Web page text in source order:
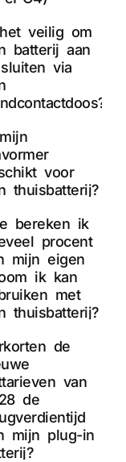
veilig om
batterij aan
via
voor
thuisbatterij?
bereken ik
procent
mijn eigen
ik kan
met
thuisbatterij?
de
van
de
mijn plug-in